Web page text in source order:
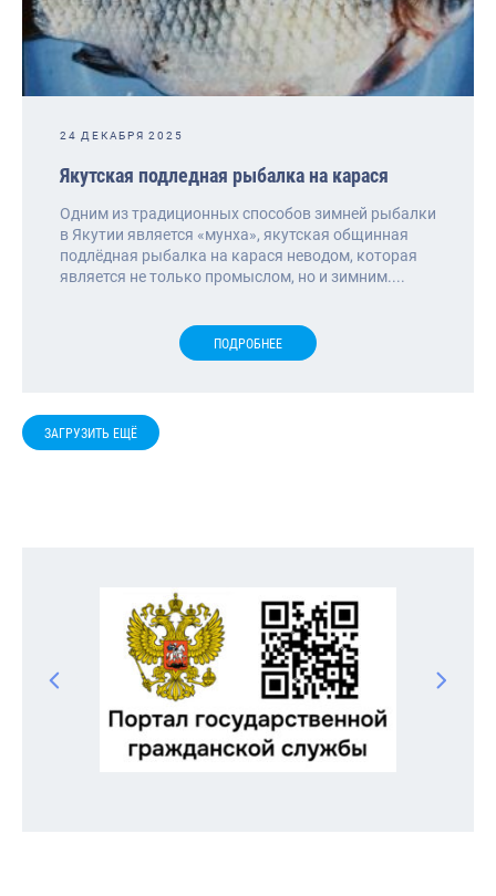
24 ДЕКАБРЯ 2025
Якутская подледная рыбалка на карася
Одним из традиционных способов зимней рыбалки
в Якутии является «мунха», якутская общинная
подлёдная рыбалка на карася неводом, которая
является не только промыслом, но и зимним....
ПОДРОБНЕЕ
ЗАГРУЗИТЬ ЕЩЁ